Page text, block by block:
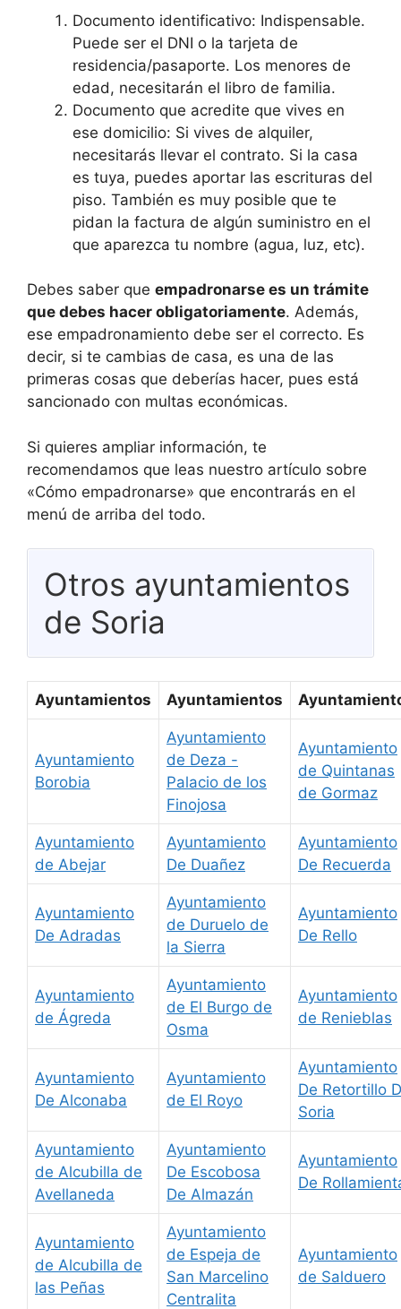
Documento identificativo: Indispensable.
Puede ser el DNI o la tarjeta de
residencia/pasaporte. Los menores de
edad, necesitarán el libro de familia.
Documento que acredite que vives en
ese domicilio: Si vives de alquiler,
necesitarás llevar el contrato. Si la casa
es tuya, puedes aportar las escrituras del
piso. También es muy posible que te
pidan la factura de algún suministro en el
que aparezca tu nombre (agua, luz, etc).
Debes saber que empadronarse es un trámite
que debes hacer obligatoriamente. Además,
ese empadronamiento debe ser el correcto. Es
decir, si te cambias de casa, es una de las
primeras cosas que deberías hacer, pues está
sancionado con multas económicas.
Si quieres ampliar información, te
recomendamos que leas nuestro artículo sobre
«Cómo empadronarse» que encontrarás en el
menú de arriba del todo.
Otros ayuntamientos
de Soria
Ayuntamientos Ayuntamientos
Ayuntamiento
Borobia
Ayuntamiento
de Deza -
Palacio de los
Finojosa
Ayuntamiento
de Quintanas
de Gormaz
Ayuntamiento
de Abejar
Ayuntamiento
De Duañez
Ayuntamiento
De Recuerda
Ayuntamiento
De Adradas
Ayuntamiento
de Duruelo de
la Sierra
Ayuntamiento
De Rello
Ayuntamiento
de Ágreda
Ayuntamiento
de El Burgo de
Osma
Ayuntamiento
de Renieblas
Ayuntamiento
De Alconaba
Ayuntamiento
de El Royo
Ayuntamiento
De Retortillo
Soria
Ayuntamiento
de Alcubilla de
Avellaneda
Ayuntamiento
De Escobosa
De Almazán
Ayuntamiento
De
Ayuntamiento
de Alcubilla de
las Peñas
Ayuntamiento
de Espeja de
San Marcelino
Centralita
Ayuntamiento
de Salduero